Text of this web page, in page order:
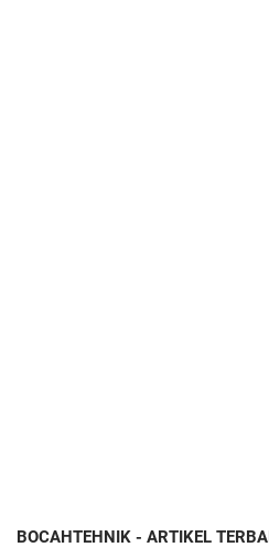
BOCAHTEHNIK - ARTIKEL